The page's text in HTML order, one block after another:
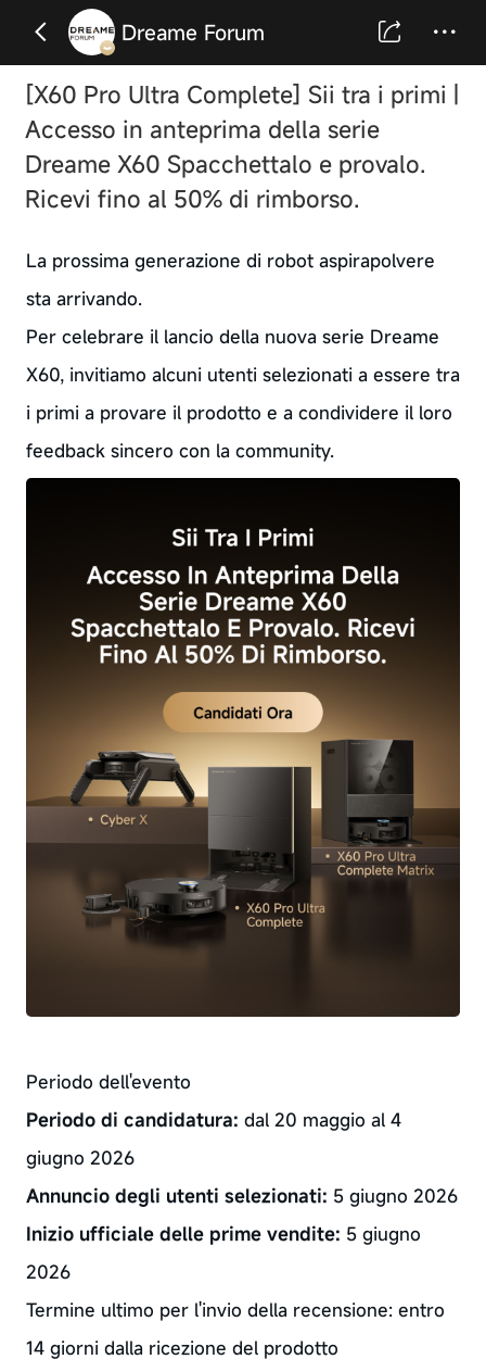
Dreame Forum
[X60 Pro Ultra Complete] Sii tra i primi |
Accesso in anteprima della serie
Dreame X60 Spacchettalo e provalo.
Ricevi fino al 50% di rimborso.
La prossima generazione di robot aspirapolvere
sta arrivando.
Per celebrare il lancio della nuova serie Dreame
X60, invitiamo alcuni utenti selezionati a essere tra
i primi a provare il prodotto e a condividere il loro
feedback sincero con la community.
Periodo dell'evento
Periodo di candidatura: dal 20 maggio al 4
giugno 2026
Annuncio degli utenti selezionati: 5 giugno 2026
Inizio ufficiale delle prime vendite: 5 giugno
2026
Termine ultimo per l'invio della recensione: entro
14 giorni dalla ricezione del prodotto